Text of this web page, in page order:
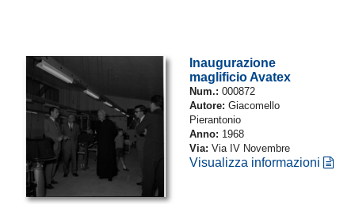
Inaugurazione
maglificio Avatex
Num.: 000872
Autore: Giacomello
Pierantonio
Anno: 1968
Via: Via IV Novembre
Visualizza informazioni